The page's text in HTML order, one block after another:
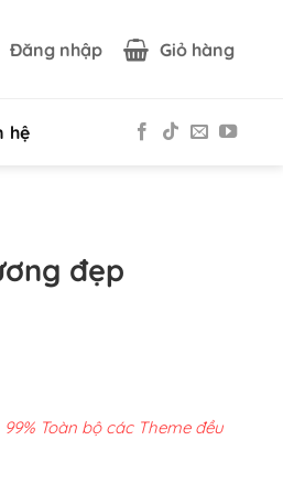
Đăng nhập Giỏ hàng
hệ
đẹp
Toàn bộ các Theme đều